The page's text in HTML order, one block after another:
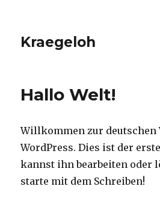
Kraegeloh
Hallo Welt!
Willkommen zur deutschen
WordPress. Dies ist der
kannst ihn bearbeiten oder
starte mit dem Schreiben!